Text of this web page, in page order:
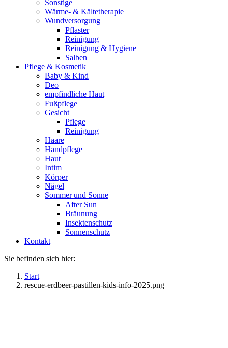
Sonstige
Wärme- & Kältetherapie
Wundversorgung
Pflaster
Reinigung
Reinigung & Hygiene
Salben
Pflege & Kosmetik
Baby & Kind
Deo
empfindliche Haut
Fußpflege
Gesicht
Pflege
Reinigung
Haare
Handpflege
Haut
Intim
Körper
Nägel
Sommer und Sonne
After Sun
Bräunung
Insektenschutz
Sonnenschutz
Kontakt
Sie befinden sich hier:
Start
rescue-erdbeer-pastillen-kids-info-2025.png